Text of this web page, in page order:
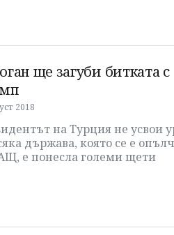
ще загуби битката с
2018
на Турция не усвои
държава, която се е
е понесла големи щети